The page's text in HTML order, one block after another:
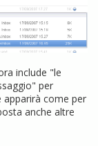
include "le
per
apparirà come per
anche altre